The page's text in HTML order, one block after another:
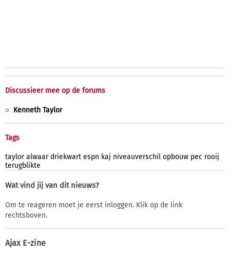
Discussieer mee op de forums
Kenneth Taylor
Tags
taylor alwaar driekwart espn kaj niveauverschil opbouw pec rooij
terugblikte
Wat vind jij van dit nieuws?
Om te reageren moet je eerst inloggen. Klik op de link
rechtsboven.
Ajax E-zine